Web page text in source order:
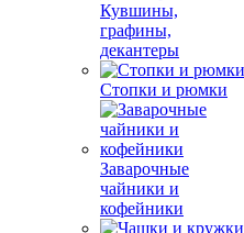
Кувшины,
графины,
декантеры
Стопки и рюмки
Заварочные
чайники и
кофейники